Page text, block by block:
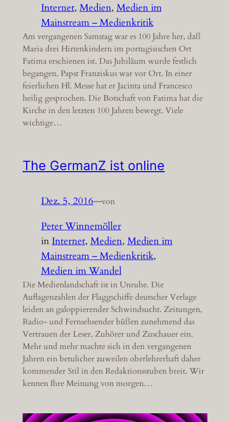
Internet, Medien, Medien im
Mainstream – Medienkritik
Am vergangenen Samstag war es 100 Jahre her, daß
Maria drei Hirtenkindern im portugisischen Ort
Fatima erschienen ist. Das Jubiläum wurde festlich
begangen. Papst Franziskus war vor Ort. In einer
feierlichen Hl. Messe hat er Jacinta und Francesco
heilig gesprochen. Die Botschaft von Fatima hat die
Kirche in den letzten 100 Jahren bewegt. Viele
wichtige…
The GermanZ ist online
Dez. 5, 2016—von
Peter Winnemöller
in Internet, Medien, Medien im
Mainstream – Medienkritik
Medien im Wandel
Die Medienlandschaft ist in Unruhe. Die
Auflagenzahlen der Flaggschiffe deutscher Verlage
leiden an galoppierender Schwindsucht. Zeitungen,
Radio- und Fernsehsender büßen zunehmend das
Vertrauen der Leser, Zuhörer und Zuschauer ein.
Mehr und mehr machte sich in den vergangenen
Jahren ein betulicher zuweilen oberlehrerhaft daher
kommender Stil in den Redaktionsstuben breit. Wir
kennen Ihre Meinung von morgen…